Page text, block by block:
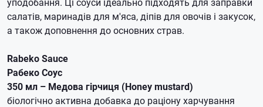
салатів, маринадів для м'яса, діпів для овочів і закусок,
а також доповнення до основних страв.
Rabeko Sauce
Рабеко Соус
350 мл – Медова гірчиця (Honey mustard)
біологічно активна добавка до раціону харчування